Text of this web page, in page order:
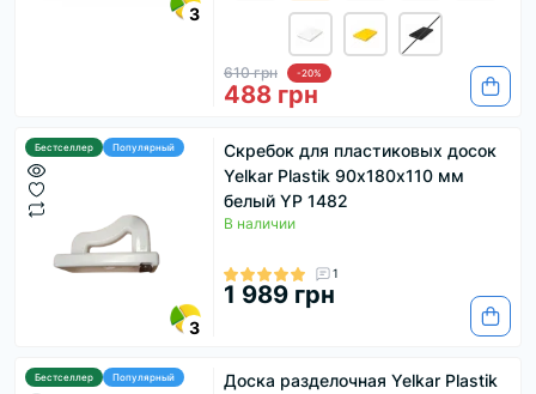
3
610 грн -20%
488 грн
Бестселлер Популярный
3
Скребок для пластиковых досок
Yelkar Plastik 90х180х110 мм
белый YP 1482
В наличии
1
1 989 грн
Бестселлер Популярный
Доска разделочная Yelkar Plastik